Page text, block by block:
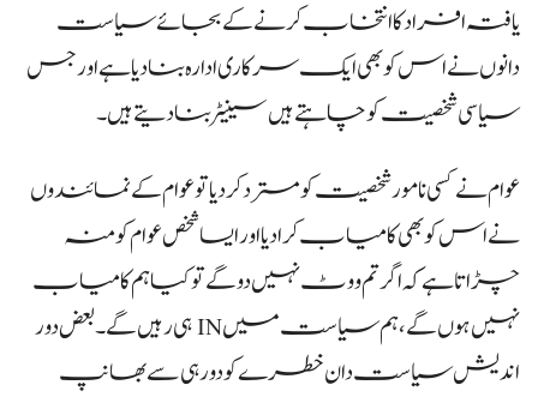
یافتہ افراد کا انتخاب کرنے کے بجائے سیاست
دانوں نے اس کو بھی ایک سرکاری ادارہ بنادیا ہے اور جس
سیاسی شخصیت کو چاہتے ہیں سینیٹر بنادیتے ہیں۔
عوام نے کسی نامور شخصیت کو مسترد کردیا تو عوام کے نمائندوں
نے اس کو بھی کامیاب کرادیا اور ایسا شخص عوام کو منہ
چڑاتا ہے کہ اگر تم ووٹ نہیں دو گے تو کیا ہم کامیاب
نہیں ہوں گے، ہم سیاست میں IN ہی رہیں گے۔ بعض دور
اندیش سیاست دان خطرے کو دور ہی سے بھانپ